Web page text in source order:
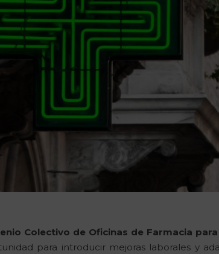
Colectivo de Oficinas de Farmacia
para introducir mejoras laborales y